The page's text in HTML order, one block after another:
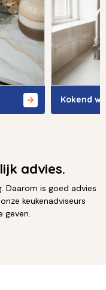
Kokend
advies.
Daarom is goed advies
keukenadviseurs
geven.